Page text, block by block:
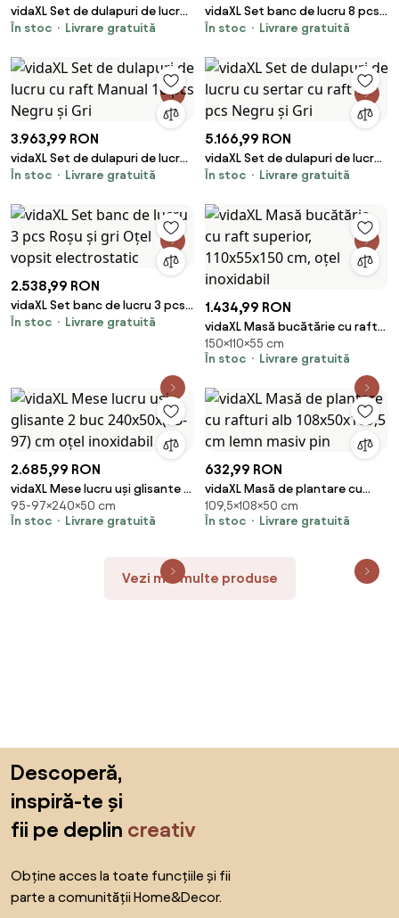
vidaXL Set de dulapuri de lucru
cu sertar cu depozitare 10 pcs
În stoc Livrare gratuită
vidaXL Set banc de lucru 8 pcs
Roșu și gri Oțel vopsit
În stoc Livrare gratuită
3.963,99 RON
vidaXL Set de dulapuri de lucru
cu raft Manual 10 pcs Negru și
În stoc Livrare gratuită
5.166,99 RON
vidaXL Set de dulapuri de lucru
cu sertar cu raft 10 pcs Negru și
În stoc Livrare gratuită
2.538,99 RON
vidaXL Set banc de lucru 3 pcs
Roșu și gri Oțel vopsit
În stoc Livrare gratuită
1.434,99 RON
vidaXL Masă bucătărie cu raft
superior, 110x55x150 cm, oțel
inoxidabil
150×110×55 cm
În stoc
Livrare gratuită
2.685,99 RON
vidaXL Mese lucru uși glisante 2
buc 240x50x(95-97) cm oțel
inoxidabil
95-97×240×50 cm
În stoc
Livrare gratuită
632,99 RON
vidaXL Masă de plantare cu
rafturi alb 108x50x109,5 cm
lemn masiv pin
109,5×108×50 cm
În stoc
Livrare gratuită
Vezi mai multe produse
Descoperă,
inspiră-te și
fii pe deplin creativ
Obține acces la toate funcțiile și fii
parte a comunității Home&Decor.